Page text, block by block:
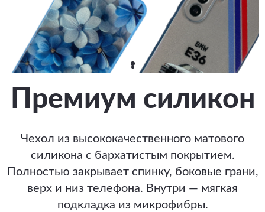
Премиум силикон
Чехол из высококачественного матового
силикона с бархатистым покрытием.
Полностью закрывает спинку, боковые грани,
верх и низ телефона. Внутри — мягкая
подкладка из микрофибры.